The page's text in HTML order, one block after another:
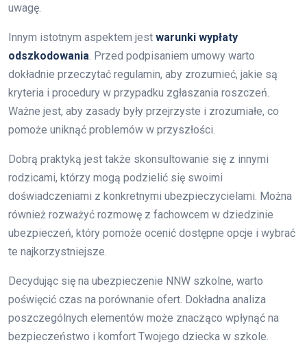
uwagę.
Innym istotnym aspektem jest warunki wypłaty
odszkodowania . Przed podpisaniem umowy warto
dokładnie przeczytać regulamin, aby zrozumieć, jakie są
kryteria i procedury w przypadku zgłaszania roszczeń.
Ważne jest, aby zasady były przejrzyste i zrozumiałe, co
pomoże uniknąć problemów w przyszłości.
Dobrą praktyką jest także skonsultowanie się z innymi
rodzicami, którzy mogą podzielić się swoimi
doświadczeniami z konkretnymi ubezpieczycielami. Można
również rozważyć rozmowę z fachowcem w dziedzinie
ubezpieczeń, który pomoże ocenić dostępne opcje i wybrać
te najkorzystniejsze.
Decydując się na ubezpieczenie NNW szkolne, warto
poświęcić czas na porównanie ofert. Dokładna analiza
poszczególnych elementów może znacząco wpłynąć na
bezpieczeństwo i komfort Twojego dziecka w szkole.